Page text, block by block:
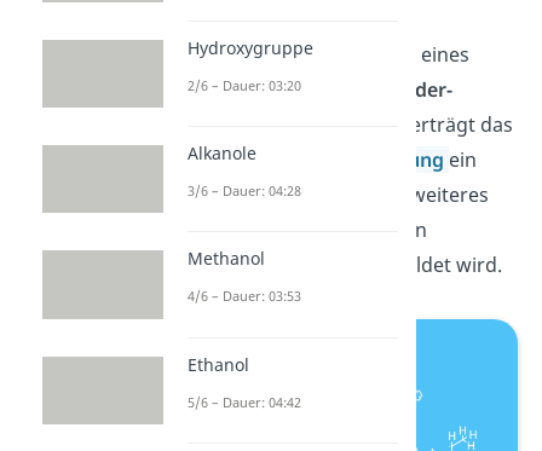
Wärmezufuhr zur Bildung eines
Dimersdurch die
Diels-Alder-
. Im 2. Schritt überträgt das
Dimer unter
Aromatisierung ein
Wasserstoffatom auf ein weiteres
Styrol-Monomer, wobei ein
Methylbenzylradikal
gebildet wird.
Hydroxygruppe
2/6 – Dauer: 03:20
Alkanole
3/6 – Dauer: 04:28
Methanol
4/6 – Dauer: 03:53
Ethanol
5/6 – Dauer: 04:42